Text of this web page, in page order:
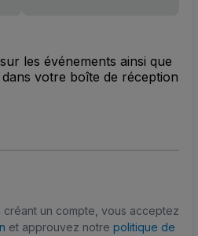
les événements ainsi que
votre boîte de réception
créant un compte, vous acceptez
et approuvez notre politique de